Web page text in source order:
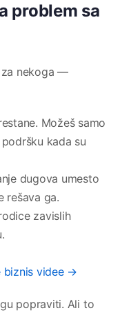
problem sa
nekoga —
Možeš samo
kada su
dugova umesto
rešava ga.
zavislih
biznis videe →
popraviti. Ali to